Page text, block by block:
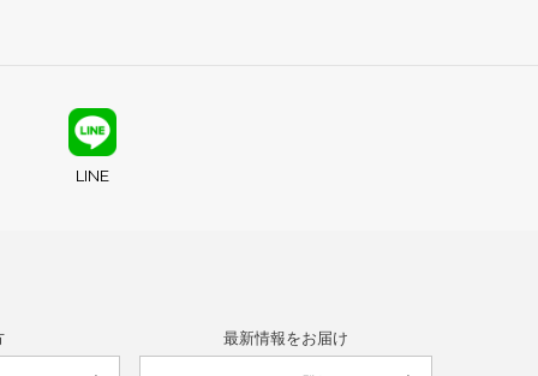
LINE
最新情報をお届け